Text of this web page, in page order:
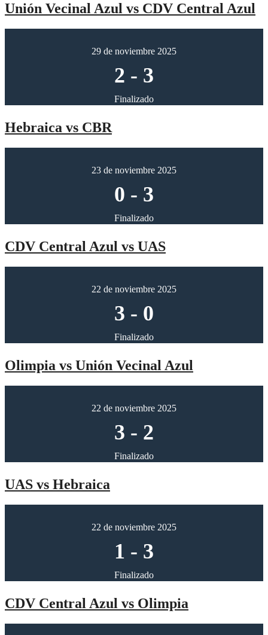
Unión Vecinal Azul vs CDV Central Azul
29 de noviembre 2025
2 - 3
Finalizado
Hebraica vs CBR
23 de noviembre 2025
0 - 3
Finalizado
CDV Central Azul vs UAS
22 de noviembre 2025
3 - 0
Finalizado
Olimpia vs Unión Vecinal Azul
22 de noviembre 2025
3 - 2
Finalizado
UAS vs Hebraica
22 de noviembre 2025
1 - 3
Finalizado
CDV Central Azul vs Olimpia